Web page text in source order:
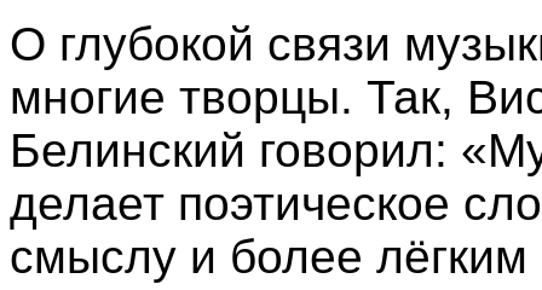
О глубокой связи
многие творцы. Так,
Белинский говорил:
делает поэтическое
смыслу и более